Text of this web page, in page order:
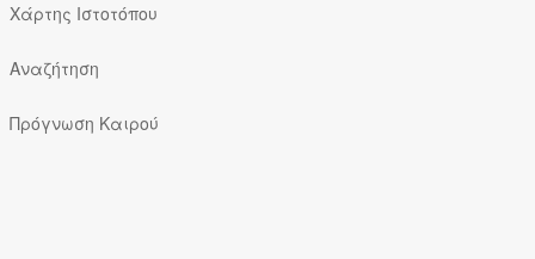
Χάρτης Ιστοτόπου
Αναζήτηση
Πρόγνωση Καιρού